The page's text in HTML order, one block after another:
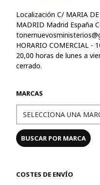
Localización C/ MARIA
MADRID Madrid España
HORARIO COMERCIAL -
20,00 horas de lunes a
cerrado.
MARCAS
COSTES DE ENVÍO